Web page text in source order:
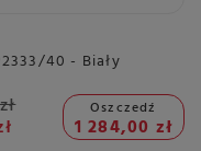
40 - Biały
Oszczedź
1 284,00 zł